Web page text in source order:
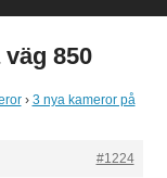
850
› 3 nya kameror på
#1224